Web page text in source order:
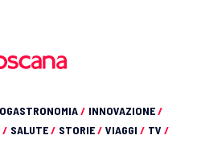
/ INNOVAZIONE/
/ SALUTE/ STORIE/ VIAGGI / TV /